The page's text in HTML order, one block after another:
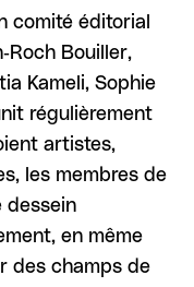
comité éditorial
Bouiller,
Kameli, Sophie
régulièrement
artistes,
les membres de
dessein
en même
des champs de